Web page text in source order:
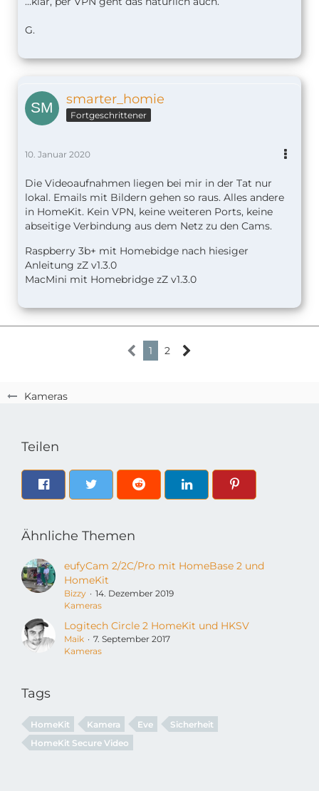
Kameras
G.
smarter_homie
Fortgeschrittener
10. Januar 2020
Die Videoaufnahmen liegen bei mir in der Tat nur
lokal. Emails mit Bildern gehen so raus. Alles andere
in HomeKit. Kein VPN, keine weiteren Ports, keine
abseitige Verbindung aus dem Netz zu den Cams.
Raspberry 3b+ mit Homebidge nach hiesiger
Anleitung zZ v1.3.0
MacMini mit Homebridge zZ v1.3.0
1 2
Teilen
Ähnliche Themen
eufyCam 2/2C/Pro mit HomeBase 2 und
HomeKit
Bizzy
14. Dezember 2019
Kameras
Logitech Circle 2 HomeKit und HKSV
Maik
7. September 2017
Kameras
Tags
HomeKit Kamera Eve
Sicherheit
HomeKit Secure Video